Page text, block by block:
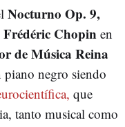
Nocturno Op. 9,
Frédéric Chopin en
de Música Reina
negro siendo
que
tanto musical como